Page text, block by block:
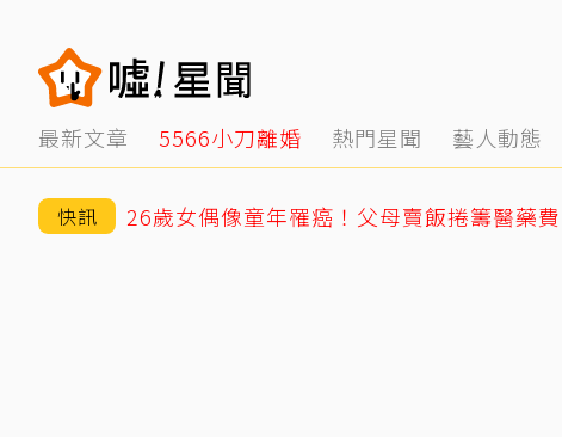
最新文章 5566小刀離婚 熱門星聞 藝人動態
快訊